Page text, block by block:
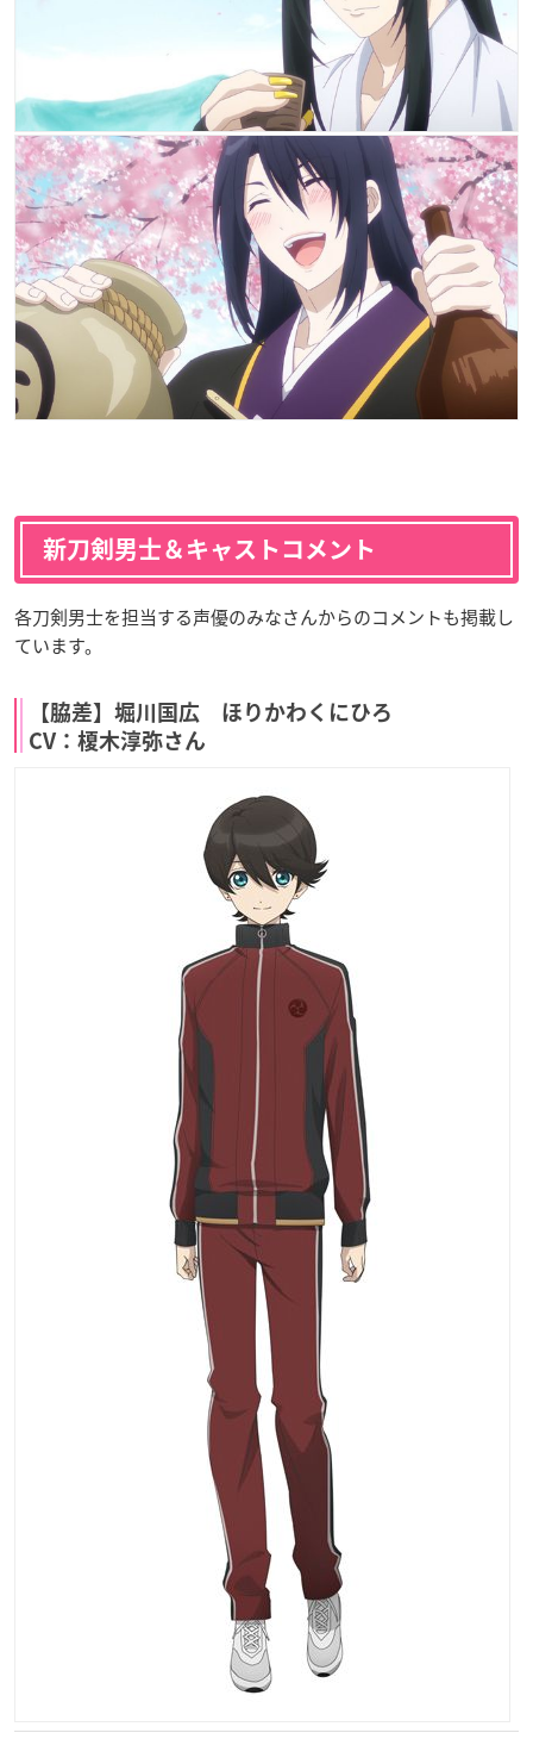
新刀剣男士＆キャストコメント
各刀剣男士を担当する声優のみなさんからのコメントも掲載し
ています。
【脇差】堀川国広 ほりかわくにひろ
CV：榎木淳弥さん